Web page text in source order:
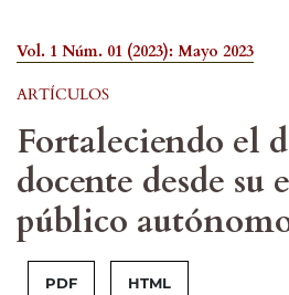
Vol. 1 Núm. 01 (2023): Mayo 2023
ARTÍCULOS
Fortaleciendo el
docente desde su
público
PDF HTML